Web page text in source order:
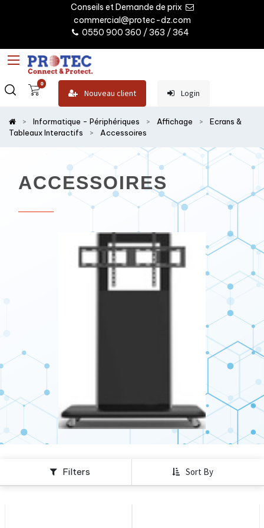
Conseils et Demande de prix
commercial@protec-dz.com
0550 900 360 / 363 / 364
0
Nouveau client Login
Informatique - Périphériques Affichage
Ecrans &
Tableaux Interactifs
Accessoires
ACCESSOIRES
Filters Sort By